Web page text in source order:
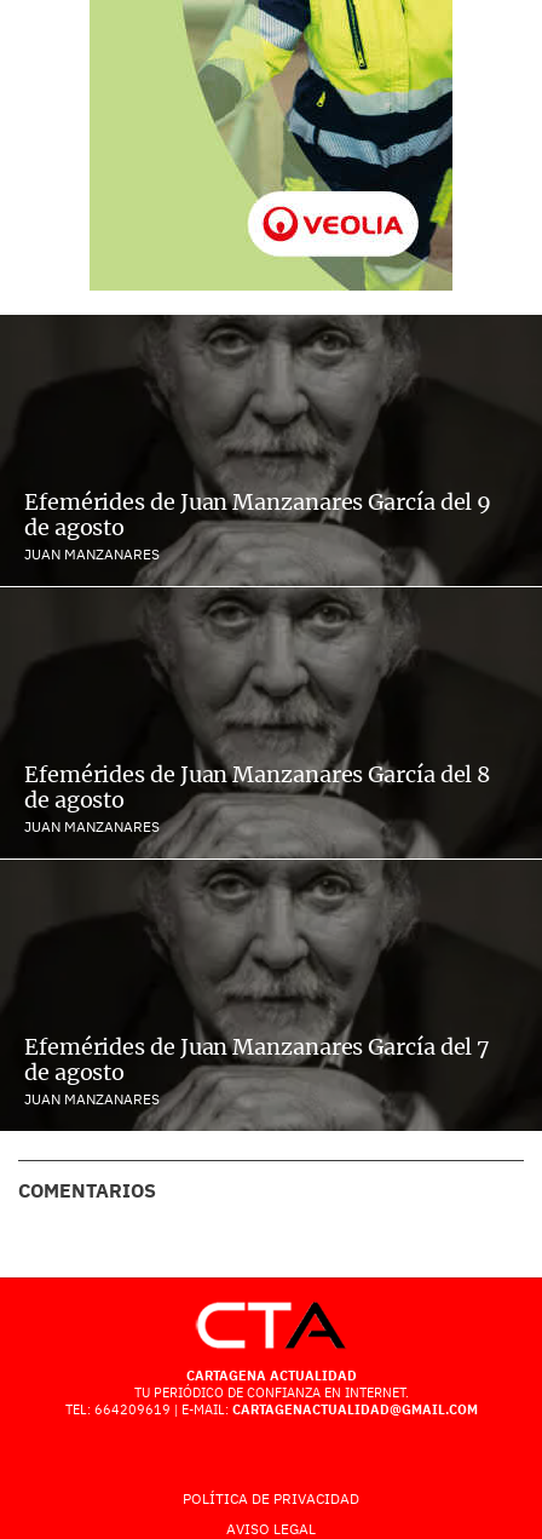
Efemérides de Juan Manzanares García del 9
de agosto
JUAN MANZANARES
Efemérides de Juan Manzanares García del 8
de agosto
JUAN MANZANARES
Efemérides de Juan Manzanares García del 7
de agosto
JUAN MANZANARES
COMENTARIOS
CARTAGENA ACTUALIDAD
TU PERIÓDICO DE CONFIANZA EN INTERNET.
TEL: 664209619 | E-MAIL: CARTAGENACTUALIDAD@GMAIL.COM
POLÍTICA DE PRIVACIDAD
AVISO LEGAL